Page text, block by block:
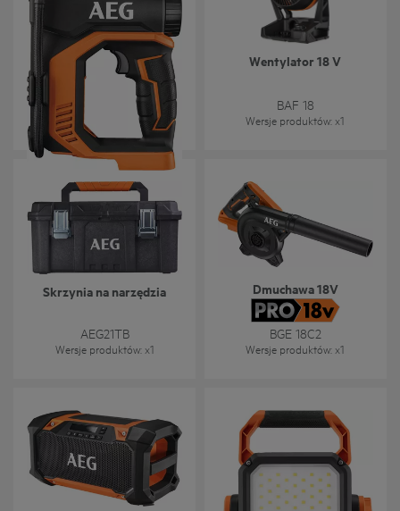
Kompresor 18V
Wersje produktów: x
Wentylator 18 V
BAF 18
Wersje produktów: x1
Skrzynia na narzędzia
AEG21TB
Wersje produktów: x1
Dmuchawa 18V
BGE 18C2
Wersje produktów: x1